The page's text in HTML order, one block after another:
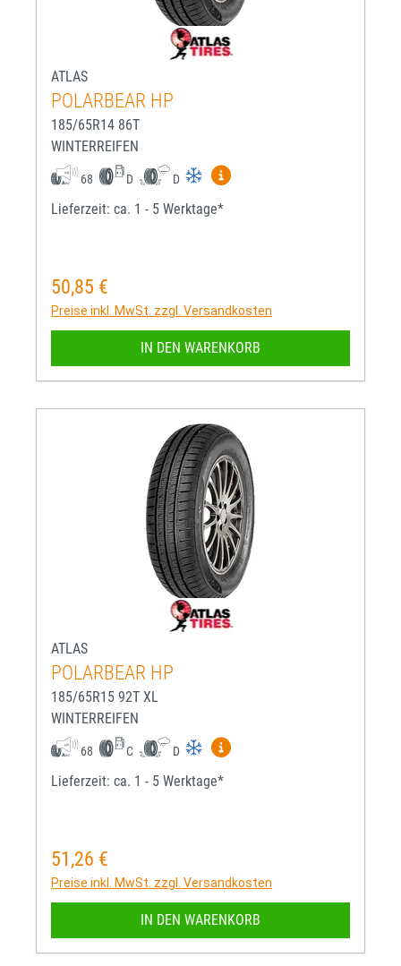
ATLAS
POLARBEAR HP
185/65R14 86T
WINTERREIFEN
68 D D
Mehr Informationen zum
Lieferzeit: ca. 1 - 5 Werktage*
Regulärer Preis:
50,85 €
Preise inkl. MwSt. zzgl. Versandkosten
IN DEN WARENKORB
ATLAS
POLARBEAR HP
185/65R15 92T XL
WINTERREIFEN
68 C D
Mehr Informationen zum
Lieferzeit: ca. 1 - 5 Werktage*
Regulärer Preis:
51,26 €
Preise inkl. MwSt. zzgl. Versandkosten
IN DEN WARENKORB